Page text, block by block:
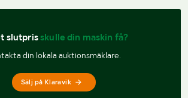
slutpris skulle din maskin få?
din lokala auktionsmäklare.
Sälj på Klaravik